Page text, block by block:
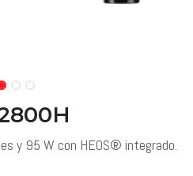
y 95 W con HEOS® integrado.